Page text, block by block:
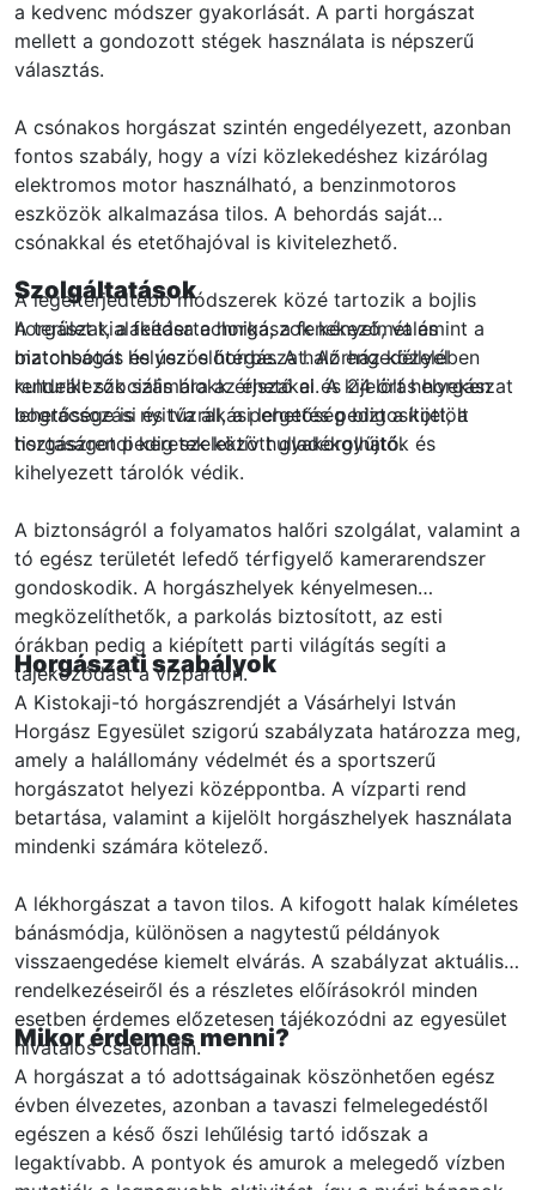
a kedvenc módszer gyakorlását. A parti horgászat
mellett a gondozott stégek használata is népszerű
választás.
A csónakos horgászat szintén engedélyezett, azonban
fontos szabály, hogy a vízi közlekedéshez kizárólag
elektromos motor használható, a benzinmotoros
eszközök alkalmazása tilos. A behordás saját
csónakkal és etetőhajóval is kivitelezhető.
A legelterjedtebb módszerek közé tartozik a bojlis
horgászat, a feedertechnika, a fenekező, valamint a
matchbotos és úszós horgászat. Az engedéllyel
rendelkezők számára az éjszakai és 24 órás horgászat
lehetősége is nyitva áll, a pergetés pedig a kijelölt
horgászrendi keretek között gyakorolható.
Szolgáltatások
A terület kialakítása a horgászok kényelmét és
biztonságát helyezi előtérbe. A halőrház közelében
kulturált szociális blokk érhető el. A kijelölt helyeken
bográcsozási és tűzrakási lehetőség biztosított, a
tisztaságot pedig szelektív hulladékgyűjtők és
kihelyezett tárolók védik.
A biztonságról a folyamatos halőri szolgálat, valamint a
tó egész területét lefedő térfigyelő kamerarendszer
gondoskodik. A horgászhelyek kényelmesen
megközelíthetők, a parkolás biztosított, az esti
órákban pedig a kiépített parti világítás segíti a
tájékozódást a vízparton.
Horgászati szabályok
A Kistokaji-tó horgászrendjét a Vásárhelyi István
Horgász Egyesület szigorú szabályzata határozza meg,
amely a halállomány védelmét és a sportszerű
horgászatot helyezi középpontba. A vízparti rend
betartása, valamint a kijelölt horgászhelyek használata
mindenki számára kötelező.
A lékhorgászat a tavon tilos. A kifogott halak kíméletes
bánásmódja, különösen a nagytestű példányok
visszaengedése kiemelt elvárás. A szabályzat aktuális
rendelkezéseiről és a részletes előírásokról minden
esetben érdemes előzetesen tájékozódni az egyesület
hivatalos csatornáin.
Mikor érdemes menni?
A horgászat a tó adottságainak köszönhetően egész
évben élvezetes, azonban a tavaszi felmelegedéstől
egészen a késő őszi lehűlésig tartó időszak a
legaktívabb. A pontyok és amurok a melegedő vízben